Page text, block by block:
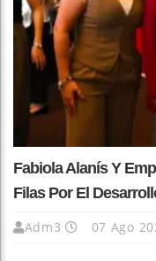
Fabiola Alanís Y
Filas Por El
Adm3 07 Ago